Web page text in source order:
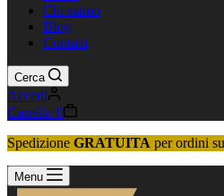
Chi siamo
Blog
Contatti
Cerca
Accedi
Carrello 0
Spedizione GRATUITA per ordini
Menu